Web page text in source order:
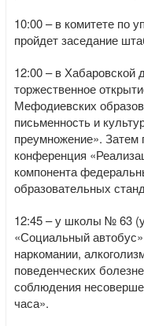
10:00 – в комитете по
пройдет заседание
12:00 – в Хабаровской
торжественное
Мефодиевских
письменность и
преумножение». Затем
конференция
компонента
образовательных
12:45 – у школы № 63
«Социальный
наркомании,
поведенческих
соблюдения
часа».